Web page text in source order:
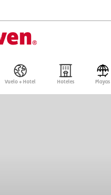
Vuelo + Hotel Hoteles Playas